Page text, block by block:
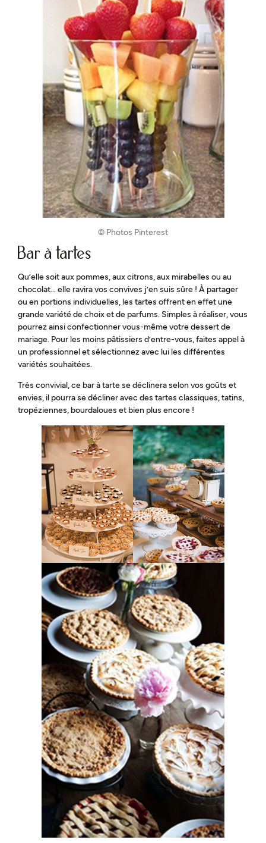
© Photos Pinterest
Bar à tartes
Qu’elle soit aux pommes, aux citrons, aux mirabelles ou au
chocolat… elle ravira vos convives j’en suis sûre ! À partager
ou en portions individuelles, les tartes offrent en effet une
grande variété de choix et de parfums. Simples à réaliser, vous
pourrez ainsi confectionner vous-même votre dessert de
mariage. Pour les moins pâtissiers d’entre-vous, faites appel à
un professionnel et sélectionnez avec lui les différentes
variétés souhaitées.
Très convivial, ce bar à tarte se déclinera selon vos goûts et
envies, il pourra se décliner avec des tartes classiques, tatins,
tropéziennes, bourdaloues et bien plus encore !